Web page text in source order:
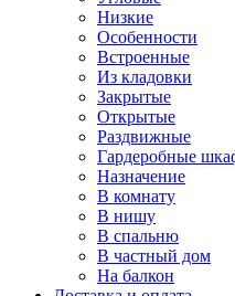
Низкие
Особенности
Встроенные
Из кладовки
Закрытые
Открытые
Раздвижные
Гардеробные
Назначение
В комнату
В нишу
В спальню
В частный дом
На балкон